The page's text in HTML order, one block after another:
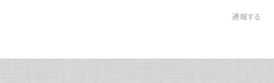
通報する